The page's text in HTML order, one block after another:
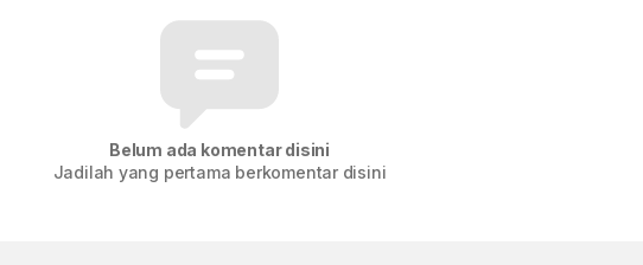
Belum ada komentar disini
Jadilah yang pertama berkomentar disini